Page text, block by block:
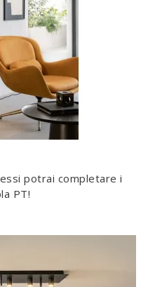
potrai completare i
PT!